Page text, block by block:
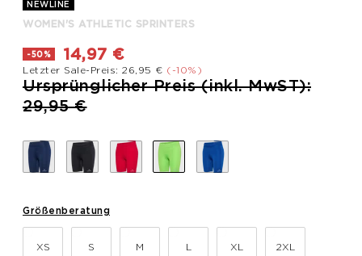
NEWLINE
WOMEN'S ATHLETIC SPRINTERS
-50% 14,97 €
Letzter Sale-Preis: 26,95 € (-10%)
Preis reduziert von
Ursprünglicher Preis (inkl. MwST):
29,95 €bis
Größenberatung
XS S M L XL 2XL